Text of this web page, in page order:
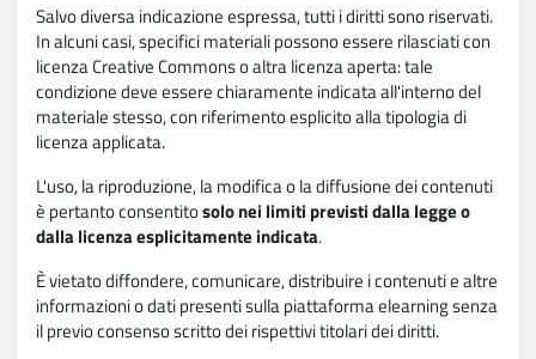
Salvo diversa indicazione espressa, tutti i diritti sono riservati.
In alcuni casi, specifici materiali possono essere rilasciati con
licenza Creative Commons o altra licenza aperta: tale
condizione deve essere chiaramente indicata all'interno del
materiale stesso, con riferimento esplicito alla tipologia di
licenza applicata.
L'uso, la riproduzione, la modifica o la diffusione dei contenuti
è pertanto consentitosolo nei limiti previsti dalla legge o
dalla licenza esplicitamente indicata.
È vietato diffondere, comunicare, distribuire i contenuti e altre
informazioni o dati presenti sulla piattaforma elearning senza
il previo consenso scritto dei rispettivi titolari dei diritti.